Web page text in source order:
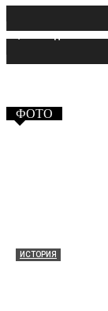
ФОТО
ИСТОРИЯ